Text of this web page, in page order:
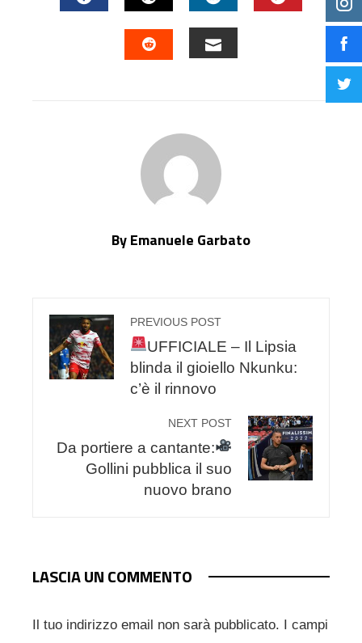
FACEBOOKTWITTERLINKEDIN
By Emanuele Garbato
PREVIOUS POST
UFFICIALE – Il Lipsia
blinda il gioiello Nkunku:
c’è il rinnovo
NEXT POST
Da portiere a cantante:
Gollini pubblica il suo
nuovo brano
LASCIA UN COMMENTO
Il tuo indirizzo email non sarà pubblicato. I campi